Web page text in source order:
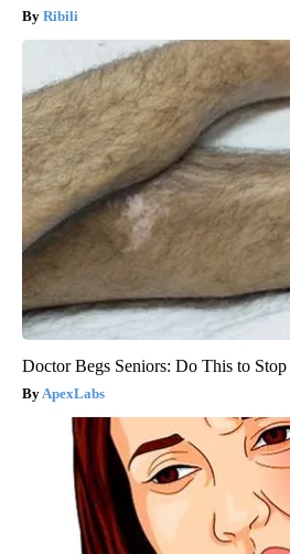
Ribili
Doctor Begs Seniors: Do This to
ApexLabs